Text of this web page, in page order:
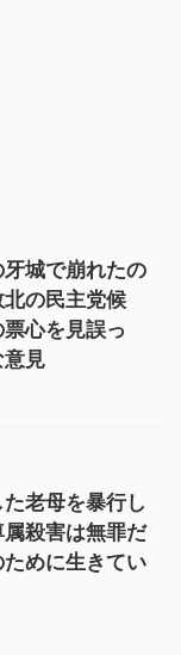
城で崩れたの
の民主党候
心を見誤っ
意見
老母を暴行し
殺害は無罪だ
めに生きてい